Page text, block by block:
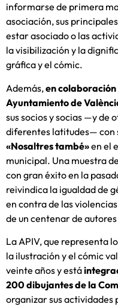
informarse de primera
asociación, sus
estar asociado o las
la visibilización y la
gráfica y el cómic.
Además,en
Ayuntamiento de
sus socios y socias —y de
diferentes latitudes— con
«Nosaltres també»en el
municipal. Una muestra
con gran éxito en la
reivindica la igualdad de
en contra de las
de un centenar de
La APIV, que representa
la ilustración y el cómic
veinte años y está
200 dibujantes de la
organizar sus actividades